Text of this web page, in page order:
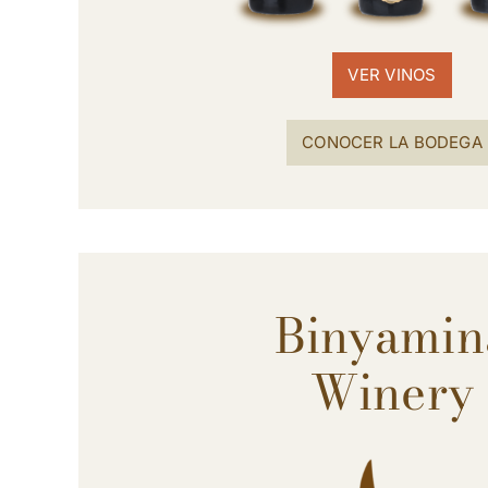
VER VINOS
CONOCER LA BODEGA
Winery